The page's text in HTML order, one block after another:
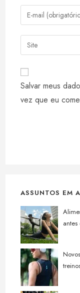
nome
ou
de
usuário
para
comentar
Digite
seu
endereço
de
mail
para
comentar
Digite
o
URL
do
seu
site
Salvar meus
vez que eu
ASSUNTOS EM